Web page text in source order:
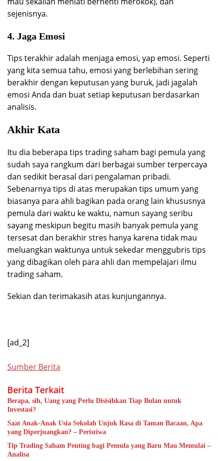
sejenisnya.
4. Jaga Emosi
Tips terakhir adalah menjaga emosi, yap emosi. Seperti
yang kita semua tahu, emosi yang berlebihan sering
berakhir dengan keputusan yang buruk, jadi jagalah
emosi Anda dan buat setiap keputusan berdasarkan
analisis.
Akhir Kata
Itu dia beberapa tips trading saham bagi pemula yang
sudah saya rangkum dari berbagai sumber terpercaya
dan sedikit berasal dari pengalaman pribadi.
Sebenarnya tips di atas merupakan tips umum yang
biasanya para ahli bagikan pada orang lain khususnya
pemula dari waktu ke waktu, namun sayang seribu
sayang meskipun begitu masih banyak pemula yang
tersesat dan berakhir stres hanya karena tidak mau
meluangkan waktunya untuk sekedar menggubris tips
yang dibagikan oleh para ahli dan mempelajari ilmu
trading saham.
Sekian dan terimakasih atas kunjungannya.
[ad_2]
Sumber Berita
Berita Terkait
Berapa, sih, Uang yang Perlu Disisihkan Tiap Bulan untuk
Investasi?
Saat Anak-Anak Usia Sekolah Unjuk Rasa di Taman Bacaan, Apa
yang Diperjuangkan? – Peristiwa
Tip Trading Saham Penting bagi Pemula yang Baru Mau Memulai –
Analisa